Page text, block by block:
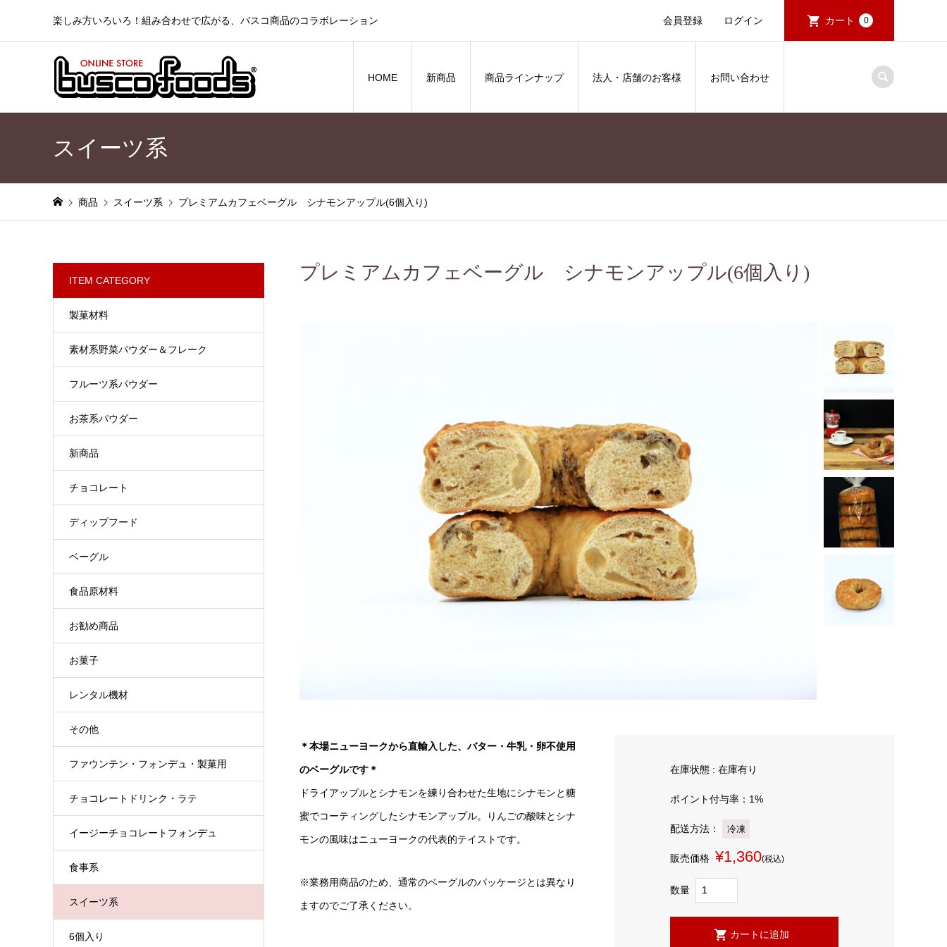
楽しみ方いろいろ！組み合わせで広がる、バスコ商品のコラボレーション 会員登録 ログイン カート 0
HOME 新商品 商品ラインナップ 法人・店舗のお客様 お問い合わせ
スイーツ系
商品 スイーツ系 プレミアムカフェベーグル シナモンアップル(6個入り)
プレミアムカフェベーグル シナモンアップル(6個入り)
＊本場ニューヨークから直輸入した、バター・牛乳・卵不使用
のベーグルです＊
ドライアップルとシナモンを練り合わせた生地にシナモンと糖
蜜でコーティングしたシナモンアップル。りんごの酸味とシナ
モンの風味はニューヨークの代表的テイストです。
※業務用商品のため、通常のベーグルのパッケージとは異なり
ますのでご了承ください。
在庫状態 : 在庫有り
ポイント付与率：1%
配送方法： 冷凍
販売価格 ¥1,360(税込)
数量
ITEM CATEGORY
製菓材料
素材系野菜パウダー＆フレーク
フルーツ系パウダー
お茶系パウダー
新商品
チョコレート
ディップフード
ベーグル
食品原材料
お勧め商品
お菓子
レンタル機材
その他
ファウンテン・フォンデュ・製菓用
チョコレートドリンク・ラテ
イージーチョコレートフォンデュ
食事系
スイーツ系
6個入り